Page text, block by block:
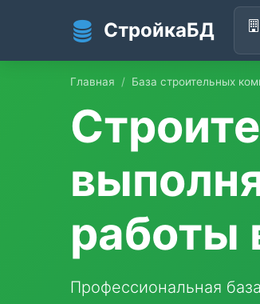
СтройкаБД
Главная База строительных
работы
Профессиональная